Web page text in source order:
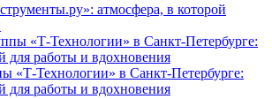
атмосфера, в которой
«Т-Технологии» в Санкт-Петербурге:
для работы и вдохновения